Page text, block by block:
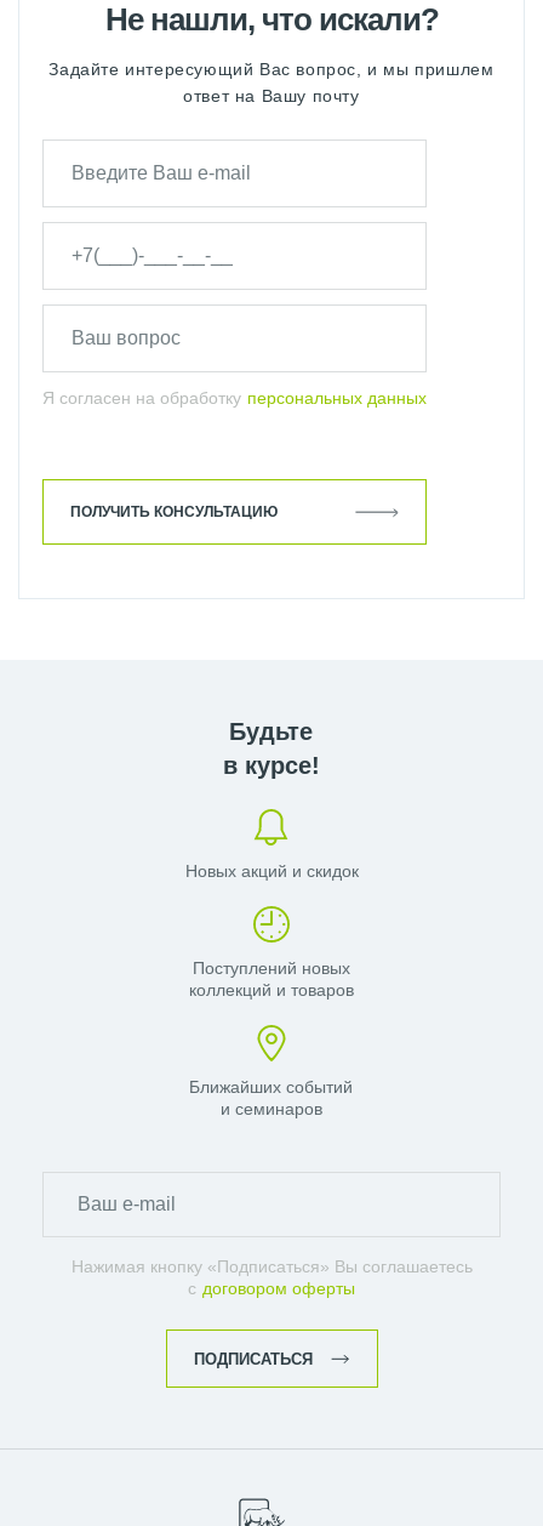
Не нашли, что искали?
Задайте интересующий Вас вопрос, и мы пришлем
ответ на Вашу почту
Я согласен на обработку персональных данных
ПОЛУЧИТЬ КОНСУЛЬТАЦИЮ
Будьте
в курсе!
Новых акций и скидок
Поступлений новых
коллекций и товаров
Ближайших событий
и семинаров
Нажимая кнопку «Подписаться» Вы соглашаетесь
с договором оферты
ПОДПИСАТЬСЯ